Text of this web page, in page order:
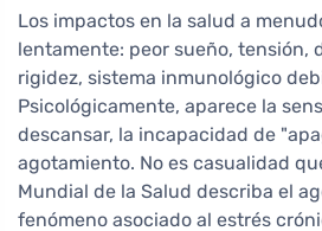
Los impactos en la salud a
lentamente: peor sueño, tensión,
rigidez, sistema inmunológico
Psicológicamente, aparece la
descansar, la incapacidad de
agotamiento. No es casualidad
Mundial de la Salud describa el
fenómeno asociado al estrés